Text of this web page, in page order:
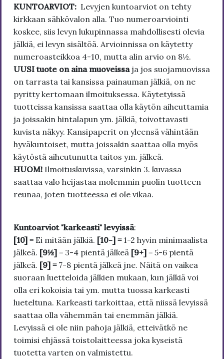
KUNTOARVIOT: Levyjen kuntoarviot on tehty
kirkkaan sähkövalon alla. Tuo numeroarviointi
koskee, siis levyn lukupinnassa mahdollisesti olevia
jälkiä, ei levyn sisältöä. Arvioinnissa on käytetty
numeroasteikkoa 4-10, mutta alin arvio on 8½.
UUSI tuote on aina muoveissa ja jos suojamuovissa
on tarrasta tai kansissa painauman jälkiä, on ne
pyritty kertomaan ilmoituksessa. Käytetyissä
tuotteissa kansissa saattaa olla käytön aiheuttamia
ja joissakin hintalapun ym. jälkiä, toivottavasti
kuvista näkyy. Kansipaperit on yleensä vähintään
hyväkuntoiset, mutta joissakin saattaa olla myös
käytöstä aiheutunutta taitos ym. jälkeä.
HUOM! Ilmoituskuvissa, varsinkin 3. kuvassa
saattaa valo heijastaa molemmin puolin tuotteen
reunaa, joten tuotteessa ei ole vikaa.
Kuntoarviot "karkeasti" levyissä:
[10] = Ei mitään jälkiä. [10-] = 1-2 hyvin minimaalista
jälkeä. [9½] = 3-4 pientä jälkeä [9+] = 5-6 pientä
jälkeä. [9] = 7-8 pientä jälkeä jne. Näitä on vaikea
suoraan luetteloida jälkien mukaan, kun jälkiä voi
olla eri kokoisia tai ym. mutta tuossa karkeasti
lueteltuna. Karkeasti tarkoittaa, että niissä levyissä
saattaa olla vähemmän tai enemmän jälkiä.
Levyissä ei ole niin pahoja jälkiä, etteivätkö ne
toimisi ehjässä toistolaitteessa joka kyseistä
tuotetta varten on valmistettu.